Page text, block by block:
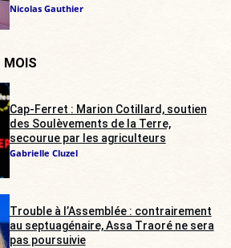
Nicolas Gauthier
MOIS
Cap-Ferret : Marion Cotillard, soutien
des Soulèvements de la Terre,
secourue par les agriculteurs
Gabrielle Cluzel
Trouble à l’Assemblée : contrairement
au septuagénaire, Assa Traoré ne sera
pas poursuivie